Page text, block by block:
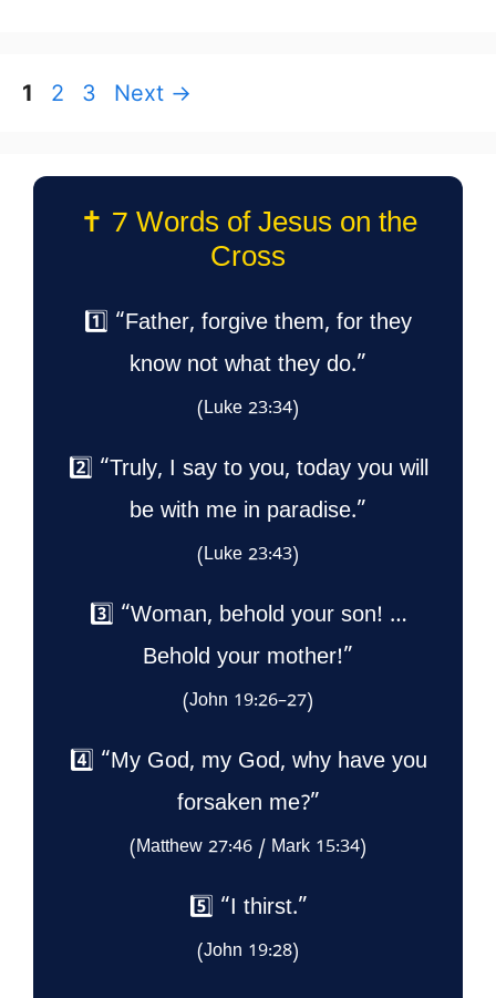
Page
1 Page
2 Page
3 Next →
✝️ 7 Words of Jesus on the
Cross
1️⃣ “Father, forgive them, for they
know not what they do.”
(Luke 23:34)
2️⃣ “Truly, I say to you, today you will
be with me in paradise.”
(Luke 23:43)
3️⃣ “Woman, behold your son! …
Behold your mother!”
(John 19:26–27)
4️⃣ “My God, my God, why have you
forsaken me?”
(Matthew 27:46 / Mark 15:34)
5️⃣ “I thirst.”
(John 19:28)